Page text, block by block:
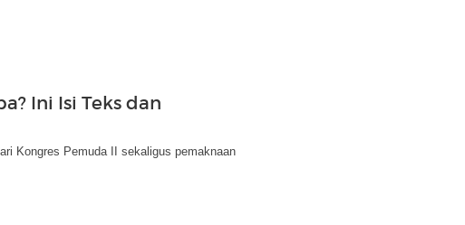
Ini Isi Teks dan
Kongres Pemuda II sekaligus pemaknaan